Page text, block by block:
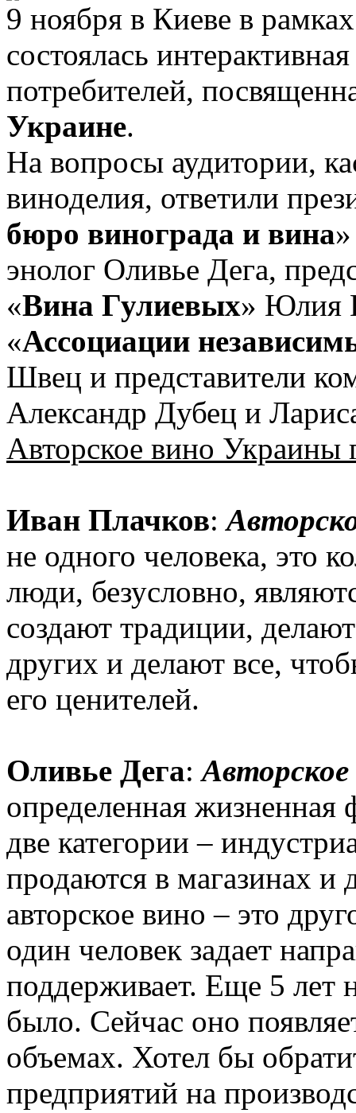
9 ноября в Киеве в
состоялась
потребителей,
Украине.
На вопросы аудитории,
виноделия, ответили
бюро винограда и вина
энолог Оливье Дега,
«Вина Гулиевых» Юлия
«Ассоциации
Швец и представители
Александр Дубец и
Авторское вино Украины
Иван Плачков:
не одного человека, это
люди, безусловно,
создают традиции,
других и делают все,
его ценителей.
Оливье Дега:
определенная жизненная
две категории –
продаются в магазинах и
авторское вино – это
один человек задает
поддерживает. Еще 5 лет
было. Сейчас оно
объемах. Хотел бы
предприятий на